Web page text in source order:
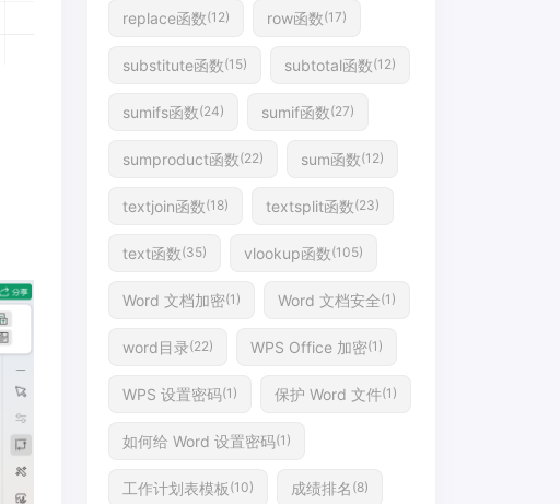
replace函数(12) row函数(17)
substitute函数(15) subtotal函数(12)
sumifs函数(24) sumif函数(27)
sumproduct函数(22) sum函数(12)
textjoin函数(18) textsplit函数(23)
text函数(35) vlookup函数(105)
Word 文档加密(1) Word 文档安全(1)
word目录(22) WPS Office 加密(1)
WPS 设置密码(1) 保护 Word 文件(1)
如何给 Word 设置密码(1)
工作计划表模板 (10) 成绩排名 (8)